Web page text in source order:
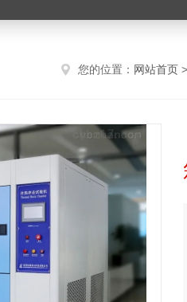
您的位置： 网站首页 >